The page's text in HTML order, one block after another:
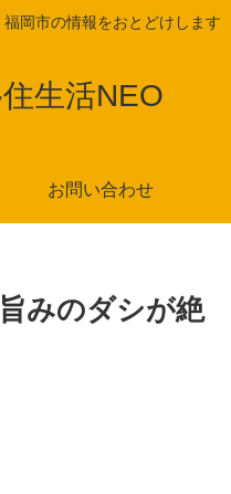
岡市の情報をおとどけします
生活NEO
お問い合わせ
みのダシが絶